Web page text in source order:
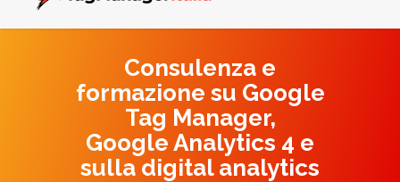
Consulenza e
formazione su Google
Tag Manager,
Google Analytics 4 e
sulla digital analytics